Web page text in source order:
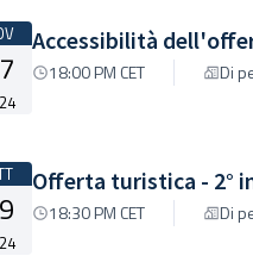
Accessibilità
18:00 PM CET Di
Offerta turistica - 2°
18:30 PM CET Di